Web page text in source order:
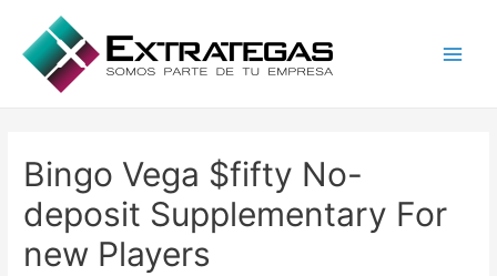
Bingo Vega $fifty No-
deposit Supplementary For
new Players